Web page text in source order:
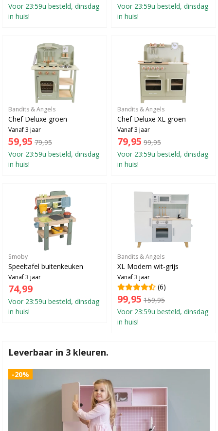
Voor 23:59u besteld, dinsdag
in huis!
Voor 23:59u besteld, dinsdag
in huis!
Bandits & Angels
Chef Deluxe groen
Vanaf 3 jaar
59,95 79,95
Voor 23:59u besteld, dinsdag
in huis!
Bandits & Angels
Chef Deluxe XL groen
Vanaf 3 jaar
79,95 99,95
Voor 23:59u besteld, dinsdag
in huis!
Smoby
Speeltafel buitenkeuken
Vanaf 3 jaar
74,99
Voor 23:59u besteld, dinsdag
in huis!
Bandits & Angels
XL Modern wit-grijs
Vanaf 3 jaar
(6)
99,95 159,95
Voor 23:59u besteld, dinsdag
in huis!
Leverbaar in 3 kleuren.
-20%